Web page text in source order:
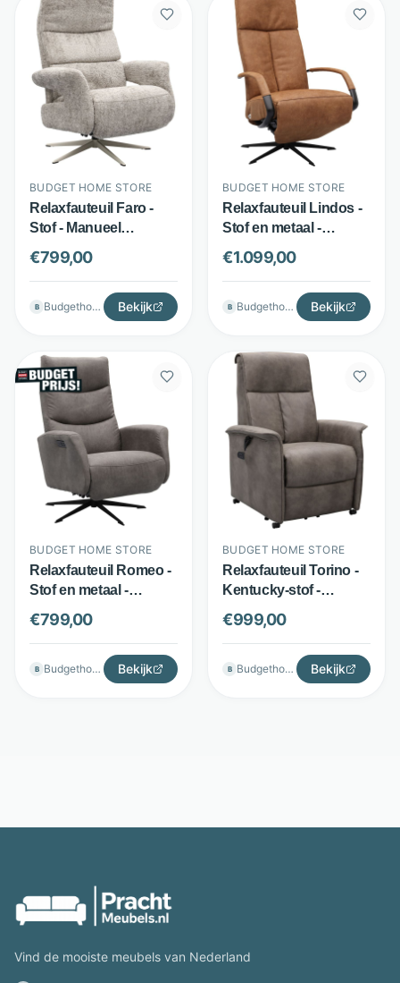
BUDGET HOME STORE
Relaxfauteuil Faro -
Stof - Manueel
verstelbaar en
draaibaar - Taupe -
Budget Home Store
€799,00
B Budgethomestore Bekijk
BUDGET HOME STORE
Relaxfauteuil Lindos -
Stof en metaal -
Draaibaar en
verstelbaar - Bruin -
Budget Home Store
€1.099,00
B Budgethomestore Bekijk
BUDGET HOME STORE
Relaxfauteuil Romeo -
Stof en metaal -
Elektrisch verstelbaar -
Antraciet - Budget
Home Store
€799,00
B Budgethomestore Bekijk
BUDGET HOME STORE
Relaxfauteuil Torino -
Kentucky-stof -
Elektrisch verstelbaar -
Antraciet - Budget
Home Store
€999,00
B Budgethomestore Bekijk
Vind de mooiste meubels van Nederland